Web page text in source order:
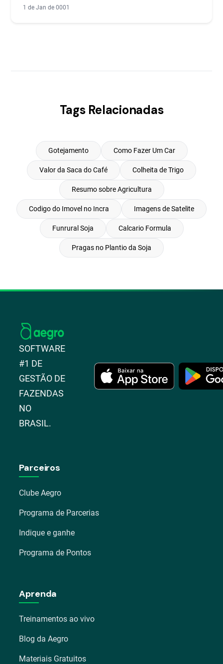
1 de Jan de 0001
Tags Relacionadas
Gotejamento Como Fazer Um Car
Valor da Saca do Café Colheita de Trigo
Resumo sobre Agricultura
Codigo do Imovel no Incra Imagens de Satelite
Funrural Soja Calcario Formula
Pragas no Plantio da Soja
SOFTWARE
#1 DE
GESTÃO DE
FAZENDAS
NO
BRASIL.
Parceiros
Clube Aegro
Programa de Parcerias
Indique e ganhe
Programa de Pontos
Aprenda
Treinamentos ao vivo
Blog da Aegro
Materiais Gratuitos